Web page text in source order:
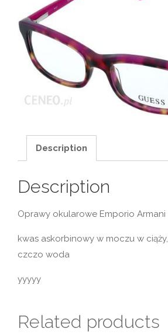
Description
Description
Oprawy okularowe Emporio Armani
kwas askorbinowy w moczu w
czczo woda
yyyyy
Related products